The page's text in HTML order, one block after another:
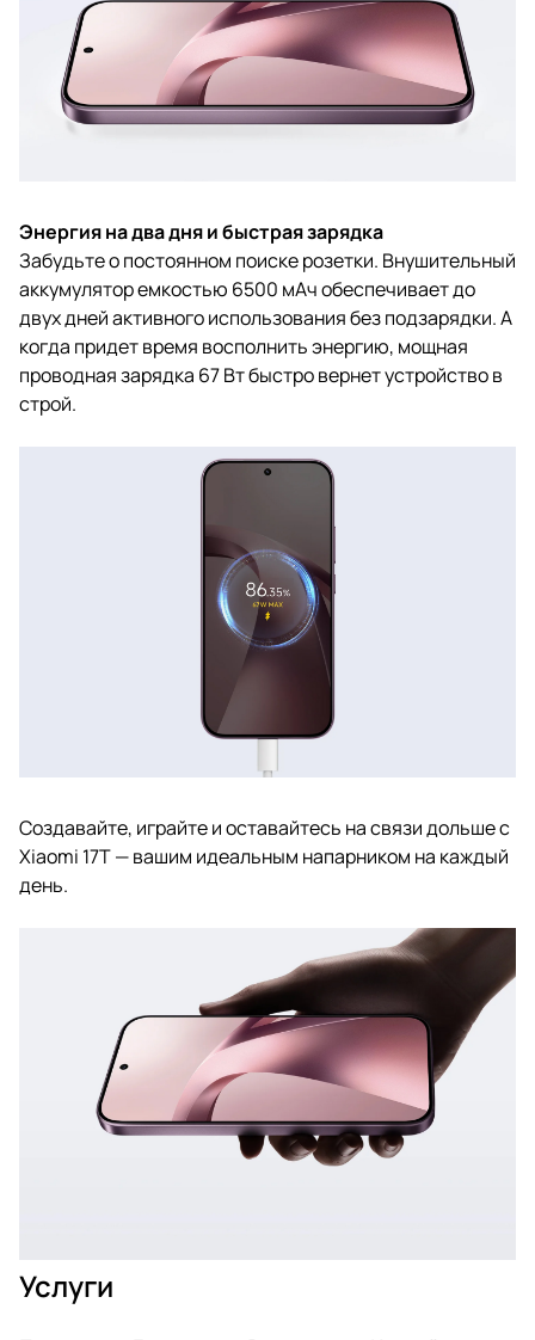
Энергия на два дня и быстрая зарядка
Забудьте о постоянном поиске розетки. Внушительный
аккумулятор емкостью 6500 мАч обеспечивает до
двух дней активного использования без подзарядки. А
когда придет время восполнить энергию, мощная
проводная зарядка 67 Вт быстро вернет устройство в
строй.
Создавайте, играйте и оставайтесь на связи дольше с
Xiaomi 17T — вашим идеальным напарником на каждый
день.
Услуги